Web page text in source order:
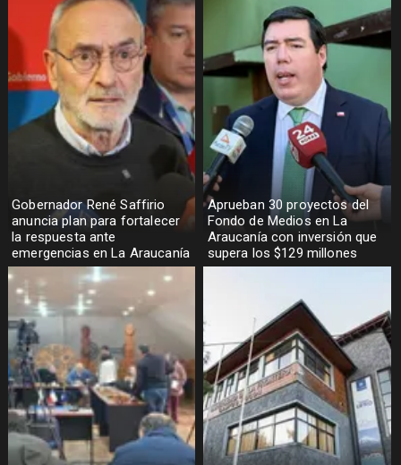
Gobernador René Saffirio
anuncia plan para fortalecer
la respuesta ante
emergencias en La Araucanía
Aprueban 30 proyectos del
Fondo de Medios en La
Araucanía con inversión que
supera los $129 millones